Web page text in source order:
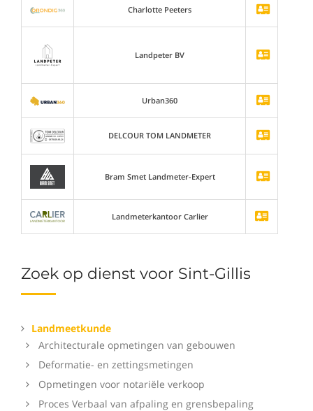
Zoek op dienst voor Sint-Gillis
Landmeetkunde
Architecturale opmetingen van gebouwen
Deformatie- en zettingsmetingen
Opmetingen voor notariële verkoop
Proces Verbaal van afpaling en grensbepaling
Charlotte Peeters
Landpeter BV
Urban360
DELCOUR TOM LANDMETER
Bram Smet Landmeter-Expert
Landmeterkantoor Carlier